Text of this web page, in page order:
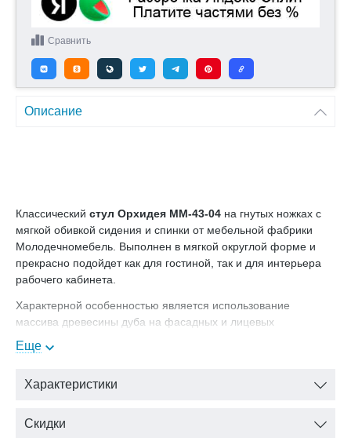
Сравнить
Описание
Классический стул Орхидея ММ-43-04 на гнутых ножках с
мягкой обивкой сидения и спинки от мебельной фабрики
Молодечномебель. Выполнен в мягкой округлой форме и
прекрасно подойдет как для гостиной, так и для интерьера
рабочего кабинета.
Характерной особенностью является использование
массива древесины дуба на фасадных и лицевых
поверхностях, наличие декоративных профильных карнизов
криволинейной формы с элементами резьбы. Двери, стенки
В нашем интернет-магазине Вы можете купить стул ММ-43-
Еще
Характеристики
Скидки